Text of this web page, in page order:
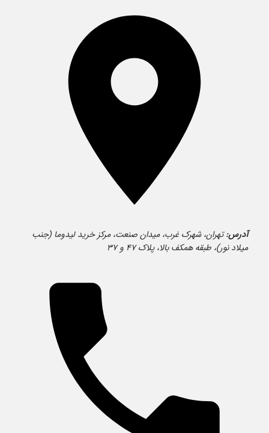
آدرس:تهران، شهرک غرب، میدان صنعت، مرکز خرید لیدوما (جنب
میلاد نور)، طبقه همکف بالا، پلاک ۴۷ و ۳۷